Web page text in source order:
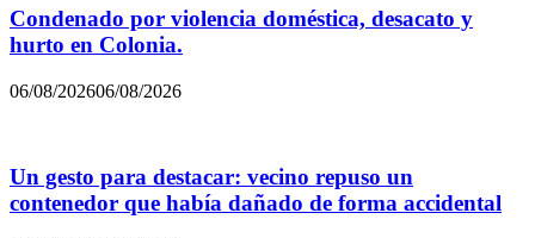
Condenado por violencia doméstica, desacato y
hurto en Colonia.
06/08/202606/08/2026
Un gesto para destacar: vecino repuso un
contenedor que había dañado de forma accidental